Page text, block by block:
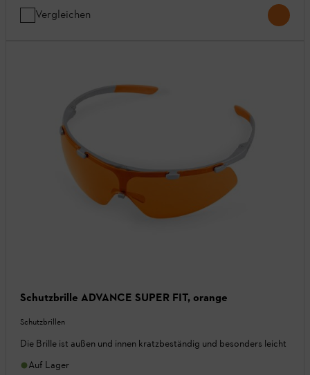
Vergleichen
Schutzbrille ADVANCE SUPER FIT, orange
Schutzbrillen
Die Brille ist außen und innen kratzbeständig und besonders leicht
Auf Lager